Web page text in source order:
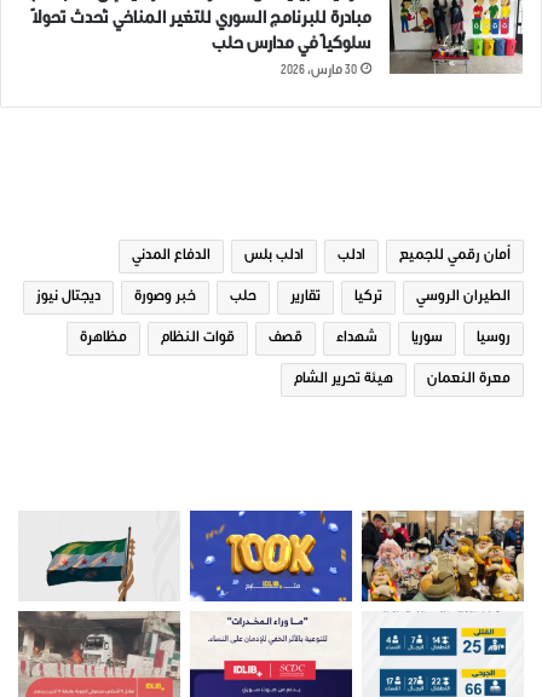
مبادرة للبرنامج السوري للتغير المناخي تُحدث تحولاً
سلوكياً في مدارس حلب
30 مارس، 2026
أمان رقمي للجميع ادلب ادلب بلس الدفاع المدني
الطيران الروسي تركيا تقارير حلب خبر وصورة ديجتال نيوز
روسيا سوريا شهداء قصف قوات النظام مظاهرة
معرة النعمان هيئة تحرير الشام